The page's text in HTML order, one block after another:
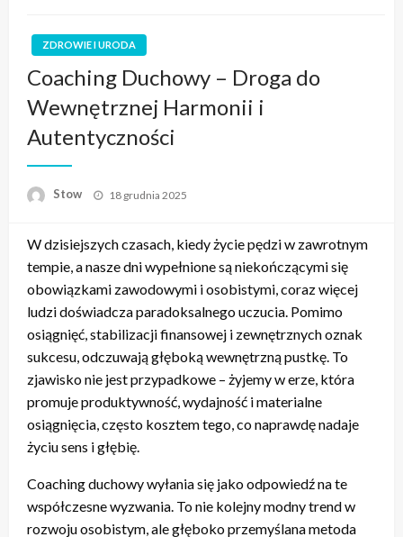
ZDROWIE I URODA
Coaching Duchowy – Droga do
Wewnętrznej Harmonii i
Autentyczności
Stow
Opublikowane
18 grudnia 2025
W dzisiejszych czasach, kiedy życie pędzi w zawrotnym
tempie, a nasze dni wypełnione są niekończącymi się
obowiązkami zawodowymi i osobistymi, coraz więcej
ludzi doświadcza paradoksalnego uczucia. Pomimo
osiągnięć, stabilizacji finansowej i zewnętrznych oznak
sukcesu, odczuwają głęboką wewnętrzną pustkę. To
zjawisko nie jest przypadkowe – żyjemy w erze, która
promuje produktywność, wydajność i materialne
osiągnięcia, często kosztem tego, co naprawdę nadaje
życiu sens i głębię.
Coaching duchowy wyłania się jako odpowiedź na te
współczesne wyzwania. To nie kolejny modny trend w
rozwoju osobistym, ale głęboko przemyślana metoda